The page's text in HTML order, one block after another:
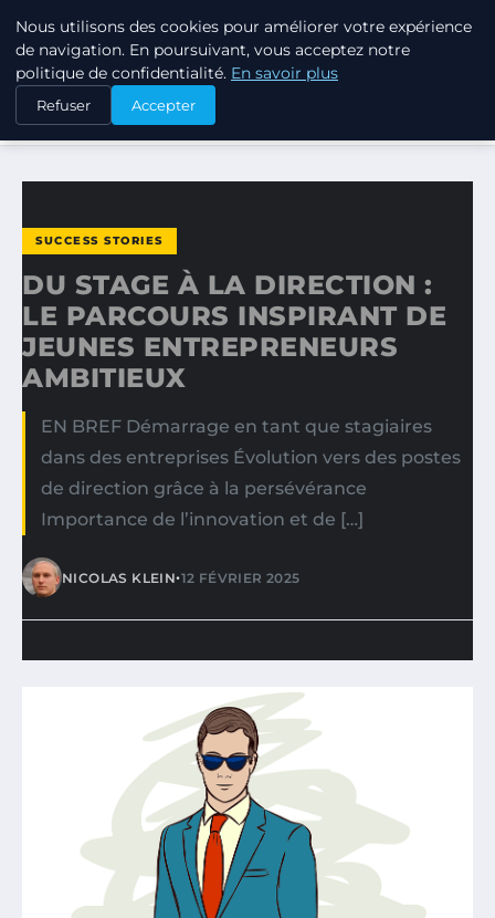
TUEZ-LES TOUS
ACCUEIL
SUCCESS STORIES
DU STAGE À LA DIRECTION : LE PARCOURS INSPIRANT DE…
SUCCESS STORIES
DU STAGE À LA DIRECTION :
LE PARCOURS INSPIRANT DE
JEUNES ENTREPRENEURS
AMBITIEUX
EN BREF Démarrage en tant que stagiaires
dans des entreprises Évolution vers des postes
de direction grâce à la persévérance
Importance de l’innovation et de […]
NICOLAS KLEIN•12 FÉVRIER 2025
Nous utilisons des cookies pour améliorer votre expérience
de navigation. En poursuivant, vous acceptez notre
politique de confidentialité. En savoir plus
Refuser Accepter